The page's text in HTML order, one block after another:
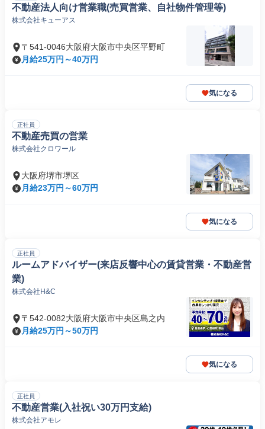
不動産法人向け営業職(売買営業、自社物件管理等)
株式会社キューアス
〒541-0046大阪府大阪市中央区平野町
月給25万円～40万円
気になる
正社員
不動産売買の営業
株式会社クロワール
大阪府堺市堺区
月給23万円～60万円
気になる
正社員
ルームアドバイザー(来店反響中心の賃貸営業・不動産営
業)
株式会社H&C
〒542-0082大阪府大阪市中央区島之内
月給25万円～50万円
気になる
正社員
不動産営業(入社祝い30万円支給)
株式会社アモレ